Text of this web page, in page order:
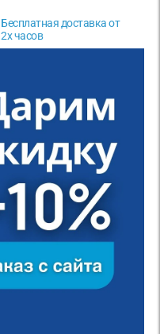
Бесплатная доставка от
2х часов